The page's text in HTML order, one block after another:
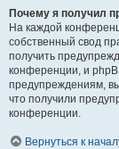
Почему я получил
На каждой
собственный свод
получить
конференции, и
предупреждениям,
что получили
конференции.
Вернуться к